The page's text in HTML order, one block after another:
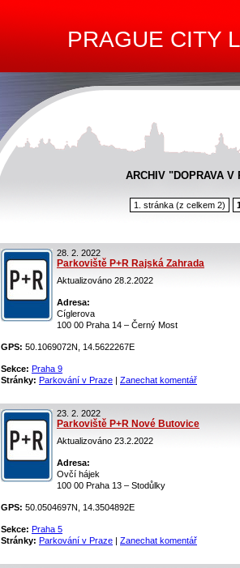
PRAGUE CITY
ARCHIV "DOPRAVA V
1. stránka (z celkem 2)
28. 2. 2022
Parkoviště P+R Rajská Zahrada
Aktualizováno 28.2.2022
Adresa:
Cíglerova
100 00 Praha 14 – Černý Most
GPS: 50.1069072N, 14.5622267E
Sekce: Praha 9
Stránky: Parkování v Praze | Zanechat komentář
23. 2. 2022
Parkoviště P+R Nové Butovice
Aktualizováno 23.2.2022
Adresa:
Ovčí hájek
100 00 Praha 13 – Stodůlky
GPS: 50.0504697N, 14.3504892E
Sekce: Praha 5
Stránky: Parkování v Praze | Zanechat komentář